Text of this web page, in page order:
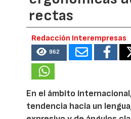
rectas
Redacción Interempresas
962
En el ámbito
tendencia hacia un